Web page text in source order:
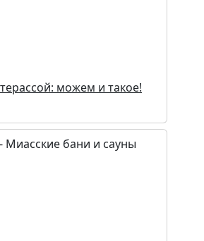
можем и такое!